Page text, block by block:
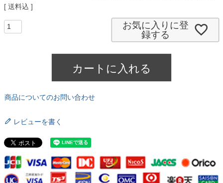
送料込
お気に入りに登
録する
カートに入れる
商品についてのお問い合わせ
レビューを書く